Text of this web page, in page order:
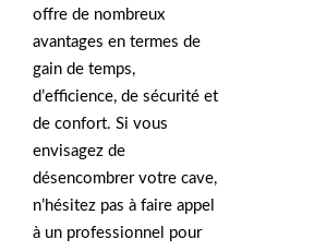
offre de nombreux
avantages en termes de
gain de temps,
d’efficience, de sécurité et
de confort. Si vous
envisagez de
désencombrer votre cave,
n’hésitez pas à faire appel
à un professionnel pour